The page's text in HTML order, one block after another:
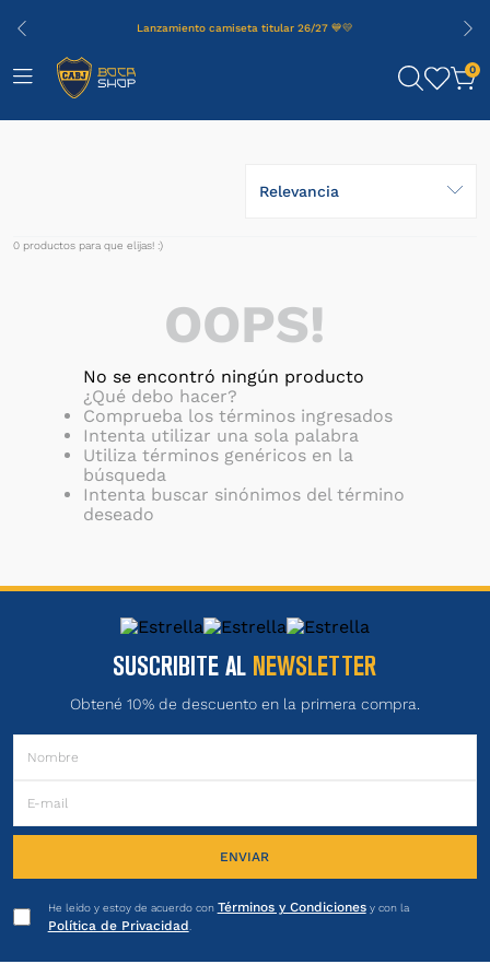
Lanzamiento camiseta titular 26/27 💙💛
0
Relevancia
0 productos
OOPS!
No se encontró ningún producto
¿Qué debo hacer?
Comprueba los términos ingresados
Intenta utilizar una sola palabra
Utiliza términos genéricos en la
búsqueda
Intenta buscar sinónimos del término
deseado
SUSCRIBITE AL NEWSLETTER
Obtené 10% de descuento en la primera compra.
ENVIAR
He leído y estoy de acuerdo con Términos y Condicionesy con la
Política de Privacidad